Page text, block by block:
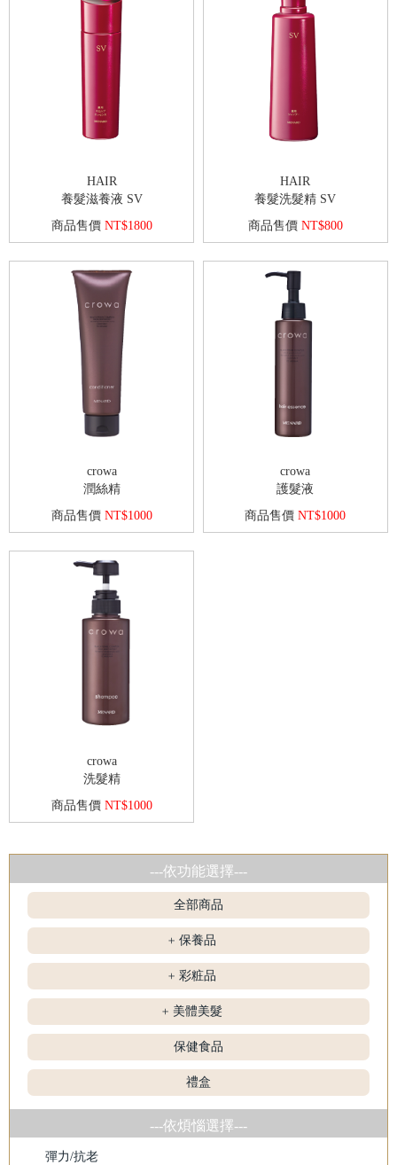
---依功能選擇---
全部商品
+ 保養品
+ 彩粧品
+ 美體美髮
保健食品
禮盒
---依煩惱選擇---
彈力/抗老
HAIR
養髮滋養液 SV
商品售價NT$1800
HAIR
養髮洗髮精 SV
商品售價NT$800
crowa
潤絲精
商品售價NT$1000
crowa
護髮液
商品售價 NT$1000
crowa
洗髮精
商品售價NT$1000